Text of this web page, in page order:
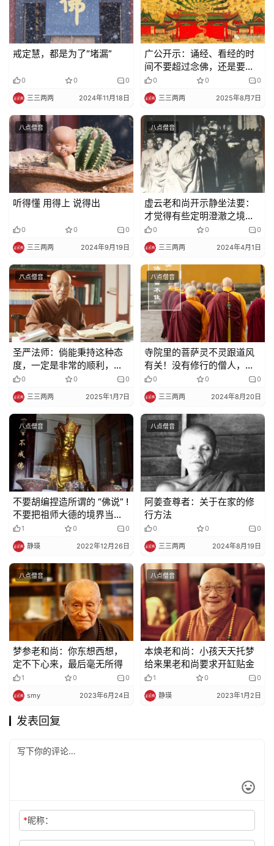
戒定慧，都是为了“堵漏”
0 0 0
三三两两 2024年11月18日
广公开示：诵经、看经的时
间不要超过念佛，还是要以
念佛为主
0 0 0
三三两两 2025年8月7日
八点僧音
听得懂 用得上 说得出
0 0 0
三三两两 2024年9月19日
八点僧音
虚云老和尚开示静坐法要：
才觉得有些定明澄澈之境，
便生心动念而执著之，宜其
不能……
0 0 0
三三两两 2024年4月1日
八点僧音
圣严法师：倘能秉持这种态
度，一定是非常的顺利，而
不会有太多的烦恼
0 0 0
三三两两 2025年1月7日
八点僧音
寺院里的菩萨灵不灵跟道风
有关！没有修行的僧人，寺
院连龙天护法也留不住
0 0 0
三三两两 2024年8月20日
八点僧音
不要胡编捏造所谓的 “佛说” !
不要把祖师大德的境界当成
自己的境界
1 0 0
静瑛 2022年12月26日
八点僧音
阿姜查尊者：关于在家的修
行方法
0 0 0
三三两两 2024年8月19日
八点僧音
梦参老和尚：你东想西想，
定不下心来，最后毫无所得
1 0 0
smy 2023年6月24日
八点僧音
本焕老和尚：小孩天天托梦
给来果老和尚要求开缸贴金
1 0 0
静瑛 2023年1月2日
发表回复
*昵称：